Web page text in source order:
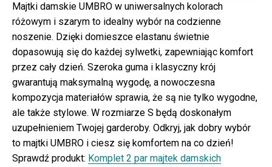
Majtki damskie UMBRO w uniwersalnych kolorach
różowym i szarym to idealny wybór na codzienne
noszenie. Dzięki domieszce elastanu świetnie
dopasowują się do każdej sylwetki, zapewniając komfort
przez cały dzień. Szeroka guma i klasyczny krój
gwarantują maksymalną wygodę, a nowoczesna
kompozycja materiałów sprawia, że są nie tylko wygodne,
ale także stylowe. W rozmiarze S będą doskonałym
uzupełnieniem Twojej garderoby. Odkryj, jak dobry wybór
to majtki UMBRO i ciesz się komfortem na co dzień!
Sprawdź produkt: Komplet 2 par majtek damskich